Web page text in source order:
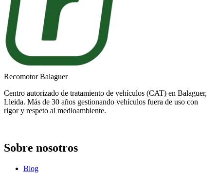
Recomotor Balaguer
Centro autorizado de tratamiento de vehículos (CAT) en Balaguer,
Lleida. Más de 30 años gestionando vehículos fuera de uso con
rigor y respeto al medioambiente.
Sobre nosotros
Blog